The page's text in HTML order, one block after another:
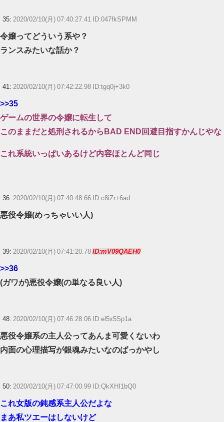
35: 2020/02/10(月) 07:40:27.41 ID:047fkSPMM
令嬢ってどういう系や？
ランスみたいな話か？
41: 2020/02/10(月) 07:42:22.98 ID:tgq0j+3k0
>>35
ゲームの世界の令嬢に転生して
このままだと処刑されるからBAD END回避目指すかんじやな
これ系統いっぱいあるけど内容ほとんど同じ
36: 2020/02/10(月) 07:40:48.66 ID:c8iZr+6ad
悪役令嬢(めっちゃいい人)
39: 2020/02/10(月) 07:41:20.78 ID:mV09QAEH0
>>36
(ガワが)悪役令嬢(の単なる良い人)
48: 2020/02/10(月) 07:46:28.06 ID:el5x5Sp1a
悪役令嬢系の主人公ってあんま可愛くないわ
内面の心理描写が銀魂みたいなのばっかやし
50: 2020/02/10(月) 07:47:00.99 ID:QkXHI1bQ0
これ女版の鈍感系主人公だよな
まあ私ツエーはしないけど